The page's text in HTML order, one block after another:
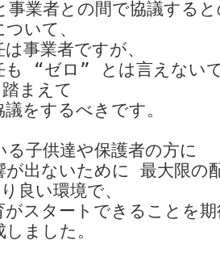
事業者との間で協議する
いて、
事業者ですが、
も “ゼロ” とは言えない
まえて
をするべきです。
る子供達や保護者の方に
が出ないために 最大限の
良い環境で、
がスタートできることを
ました。